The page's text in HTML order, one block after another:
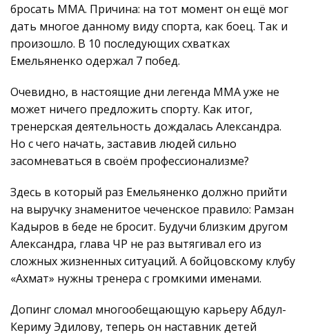
бросать ММА. Причина: на тот момент он ещё мог
дать многое данному виду спорта, как боец. Так и
произошло. В 10 последующих схватках
Емельяненко одержал 7 побед.
Очевидно, в настоящие дни легенда ММА уже не
может ничего предложить спорту. Как итог,
тренерская деятельность дождалась Александра.
Но с чего начать, заставив людей сильно
засомневаться в своём профессионализме?
Здесь в который раз Емельяненко должно прийти
на выручку знаменитое чеченское правило: Рамзан
Кадыров в беде не бросит. Будучи близким другом
Александра, глава ЧР не раз вытягивал его из
сложных жизненных ситуаций. А бойцовскому клубу
«Ахмат» нужны тренера с громкими именами.
Допинг сломал многообещающую карьеру Абдул-
Кериму Эдилову, теперь он наставник детей